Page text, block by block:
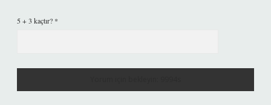
5 + 3 kaçtır? *